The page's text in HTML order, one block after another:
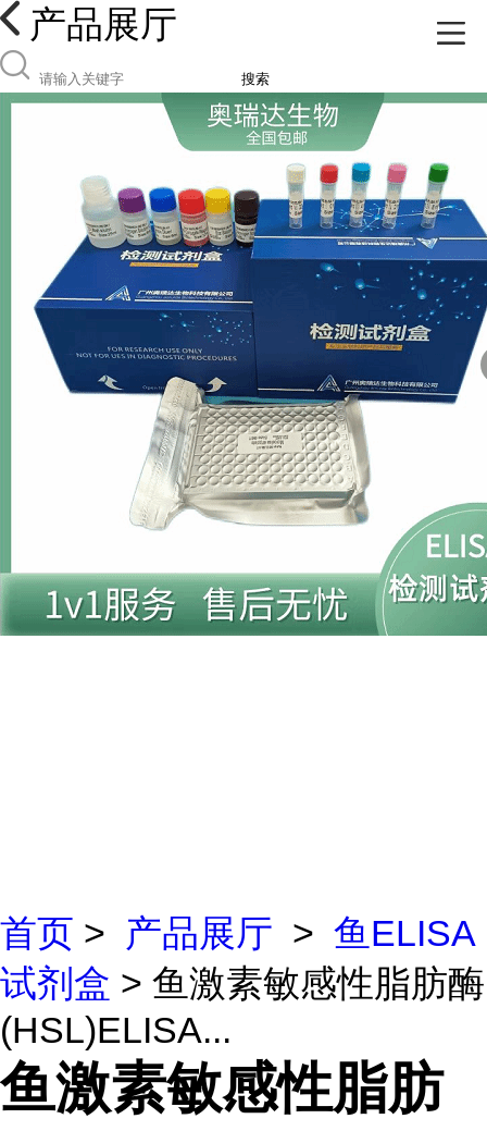
产品展厅
搜索
首页 > 产品展厅 > 鱼ELISA
试剂盒 > 鱼激素敏感性脂肪酶
(HSL)ELISA...
鱼激素敏感性脂肪